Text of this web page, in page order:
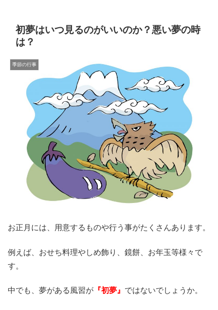
初夢はいつ見るのがいいのか？悪い夢の時
は？
季節の行事
お正月には、用意するものや行う事がたくさんあります。
例えば、おせち料理やしめ飾り、鏡餅、お年玉等様々で
す。
中でも、夢がある風習が 『初夢』 ではないでしょうか。